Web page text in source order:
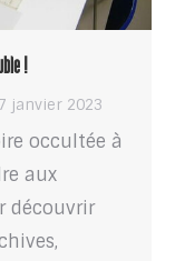
!
janvier 2023
occultée à
aux
découvrir